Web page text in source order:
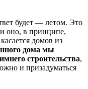
будет — летом. Это
оно, в принципе,
домов из
дома мы
строительства,
и призадуматься